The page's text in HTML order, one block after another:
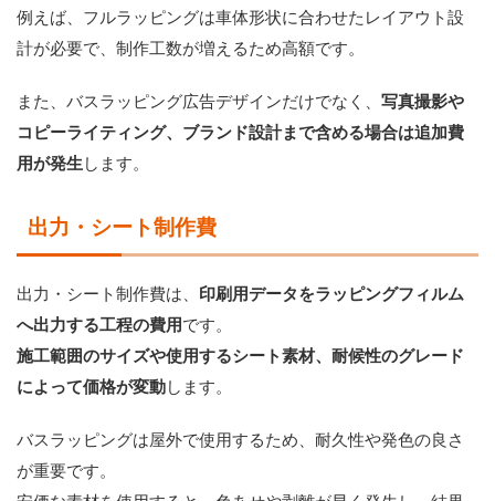
例えば、フルラッピングは車体形状に合わせたレイアウト設
計が必要で、制作工数が増えるため高額です。
また、バスラッピング広告デザインだけでなく、 写真撮影や
コピーライティング、ブランド設計まで含める場合は追加費
用が発生 します。
出力・シート制作費
出力・シート制作費は、 印刷用データをラッピングフィルム
へ出力する工程の費用です。
施工範囲のサイズや使用するシート素材、耐候性のグレード
によって価格が変動します。
バスラッピングは屋外で使用するため、耐久性や発色の良さ
が重要です。